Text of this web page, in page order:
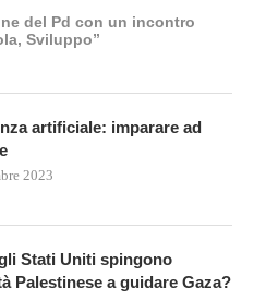
del Pd con un incontro
Sviluppo”
artificiale: imparare ad
2023
Stati Uniti spingono
Palestinese a guidare Gaza?